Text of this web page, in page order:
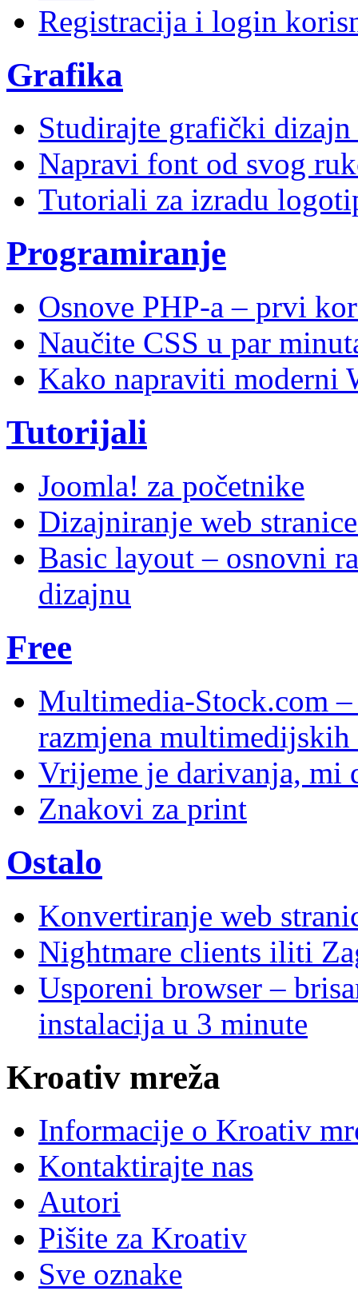
Registracija i login
Grafika
Studirajte grafički dizajn
Napravi font od svog
Tutoriali za izradu
Programiranje
Osnove PHP-a – prvi
Naučite CSS u par
Kako napraviti moderni
Tutorijali
Joomla! za početnike
Dizajniranje web
Basic layout – osnovni
dizajnu
Free
Multimedia-Stock.com –
razmjena multimedijskih
Vrijeme je darivanja, mi
Znakovi za print
Ostalo
Konvertiranje web
Nightmare clients iliti
Usporeni browser –
instalacija u 3 minute
Kroativ mreža
Informacije o Kroativ
Kontaktirajte nas
Autori
Pišite za Kroativ
Sve oznake